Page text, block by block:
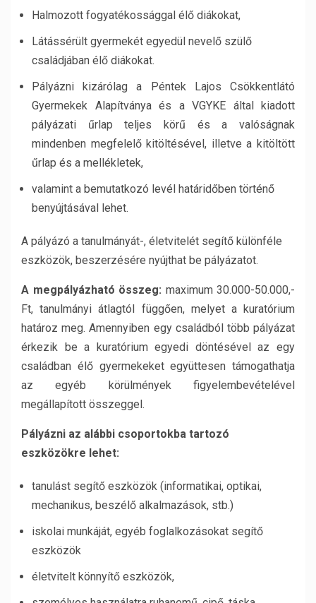
Halmozott fogyatékossággal élő diákokat,
Látássérült gyermekét egyedül nevelő szülő
családjában élő diákokat.
Pályázni kizárólag a Péntek Lajos Csökkentlátó
Gyermekek Alapítványa és a VGYKE által kiadott
pályázati űrlap teljes körű és a valóságnak
mindenben megfelelő kitöltésével, illetve a kitöltött
űrlap és a mellékletek,
valamint a bemutatkozó levél határidőben történő
benyújtásával lehet.
A pályázó a tanulmányát-, életvitelét segítő különféle
eszközök, beszerzésére nyújthat be pályázatot.
A megpályázható összeg: maximum 30.000-50.000,-
Ft, tanulmányi átlagtól függően, melyet a kuratórium
határoz meg. Amennyiben egy családból több pályázat
érkezik be a kuratórium egyedi döntésével az egy
családban élő gyermekeket együttesen támogathatja
az egyéb körülmények figyelembevételével
megállapított összeggel.
Pályázni az alábbi csoportokba tartozó
eszközökre lehet:
tanulást segítő eszközök (informatikai, optikai,
mechanikus, beszélő alkalmazások, stb.)
iskolai munkáját, egyéb foglalkozásokat segítő
eszközök
életvitelt könnyítő eszközök,